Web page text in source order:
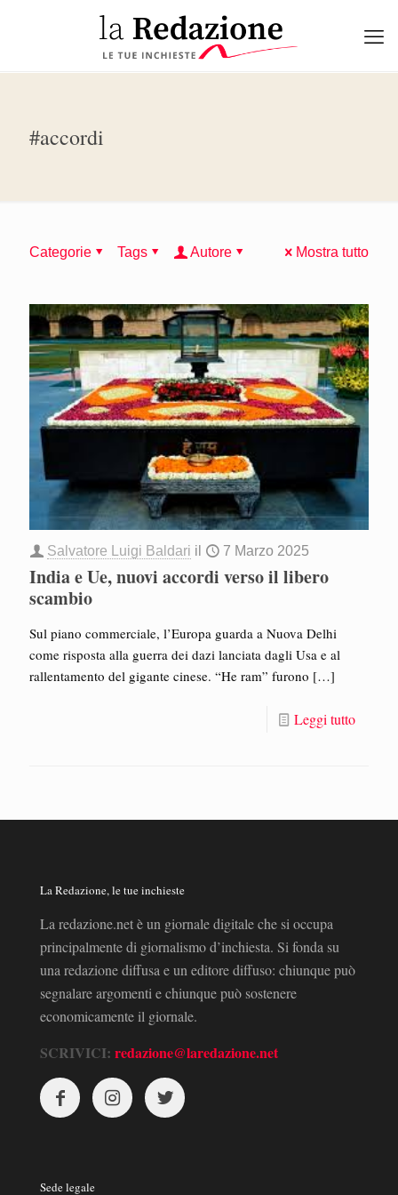
#accordi
Categorie Tags Autore Mostra tutto
Salvatore Luigi Baldari il 7 Marzo 2025
India e Ue, nuovi accordi verso il libero
scambio
Sul piano commerciale, l’Europa guarda a Nuova Delhi
come risposta alla guerra dei dazi lanciata dagli Usa e al
rallentamento del gigante cinese. “He ram” furono […]
Leggi tutto
La Redazione, le tue inchieste
La redazione.net è un giornale digitale che si occupa
principalmente di giornalismo d’inchiesta. Si fonda su
una redazione diffusa e un editore diffuso: chiunque può
segnalare argomenti e chiunque può sostenere
economicamente il giornale.
SCRIVICI: redazione@laredazione.net
Sede legale